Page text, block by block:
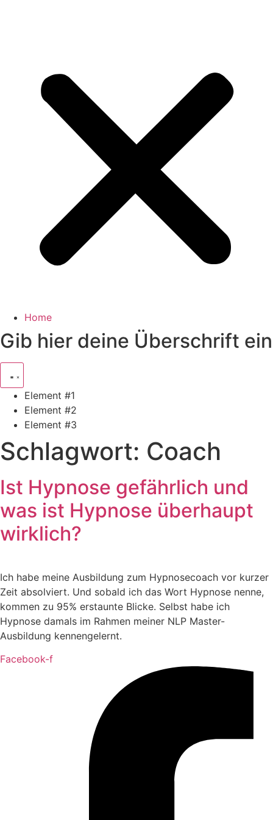
Home
Gib hier deine Überschrift ein
Element #1
Element #2
Element #3
Schlagwort: Coach
Ist Hypnose gefährlich und
was ist Hypnose überhaupt
wirklich?
Ich habe meine Ausbildung zum Hypnosecoach vor kurzer
Zeit absolviert. Und sobald ich das Wort Hypnose nenne,
kommen zu 95% erstaunte Blicke. Selbst habe ich
Hypnose damals im Rahmen meiner NLP Master-
Ausbildung kennengelernt.
Facebook-f